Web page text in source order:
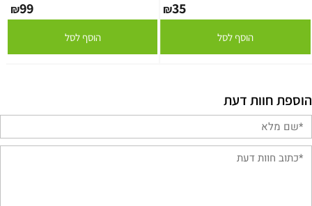
₪35
הוסף לסל
₪99
הוסף לסל
הוספת חוות דעת